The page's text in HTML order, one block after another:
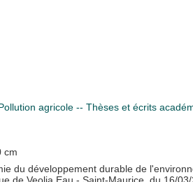
agricole -- Thèses et écrits
cm
du développement durable de
de Veolia Eau - Saint-Maurice, du 16/